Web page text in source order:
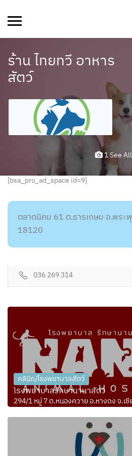
ร้าน ไทยทวี อาหาร
สัตว์
1 See All
[bsa_pro_ad_space id=9]
ตลาดนิคม 61 ต.ธารเกษม อ.พระ
18120
036 269 314
คลินิก/โรงพยาบาลสัตว์
โรงพยาบาลรักษานานาสัตว์
294/1 หมู่ 7 ต.หนองควาย อ.หางดง จ.เชี